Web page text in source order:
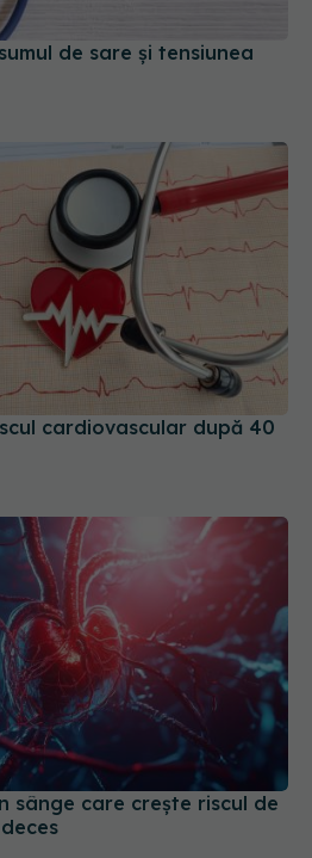
cardiovascular după 40
sânge care crește riscul de